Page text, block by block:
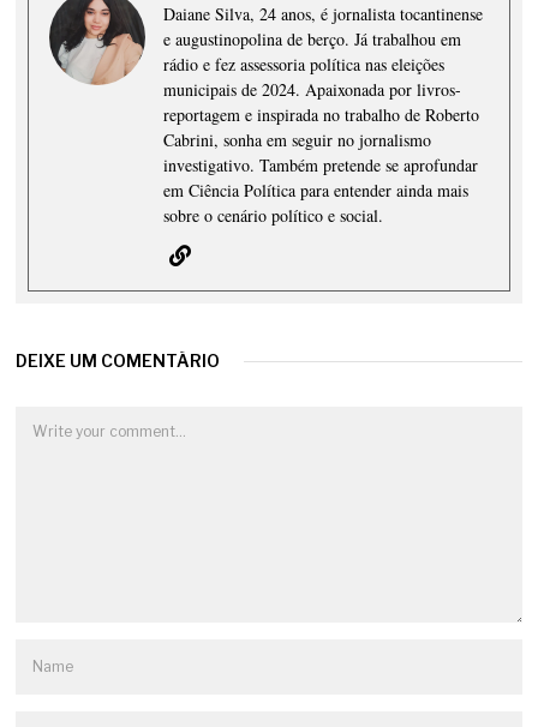
Daiane Silva, 24 anos, é jornalista tocantinense
e augustinopolina de berço. Já trabalhou em
rádio e fez assessoria política nas eleições
municipais de 2024. Apaixonada por livros-
reportagem e inspirada no trabalho de Roberto
Cabrini, sonha em seguir no jornalismo
investigativo. Também pretende se aprofundar
em Ciência Política para entender ainda mais
sobre o cenário político e social.
DEIXE UM COMENTÁRIO